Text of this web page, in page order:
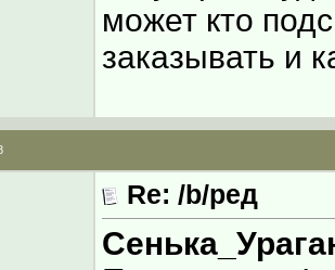
может кто
заказывать и
Re: /b/ред